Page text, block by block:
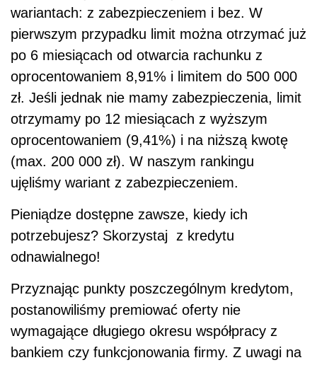
wariantach: z zabezpieczeniem i bez. W
pierwszym przypadku limit można otrzymać już
po 6 miesiącach od otwarcia rachunku z
oprocentowaniem 8,91% i limitem do 500 000
zł. Jeśli jednak nie mamy zabezpieczenia, limit
otrzymamy po 12 miesiącach z wyższym
oprocentowaniem (9,41%) i na niższą kwotę
(max. 200 000 zł). W naszym rankingu
ujęliśmy wariant z zabezpieczeniem.
Pieniądze dostępne zawsze, kiedy ich
potrzebujesz? Skorzystaj z kredytu
odnawialnego!
Przyznając punkty poszczególnym kredytom,
postanowiliśmy premiować oferty nie
wymagające długiego okresu współpracy z
bankiem czy funkcjonowania firmy. Z uwagi na